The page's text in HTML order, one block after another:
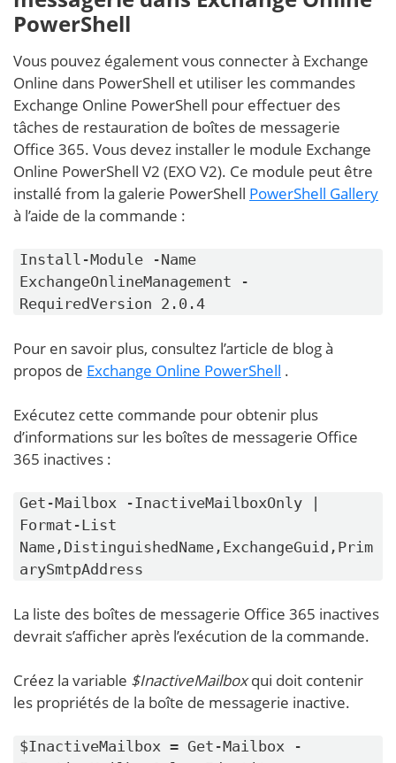
PowerShell
Vous pouvez également vous connecter à Exchange
Online dans PowerShell et utiliser les commandes
Exchange Online PowerShell pour effectuer des
tâches de restauration de boîtes de messagerie
Office 365. Vous devez installer le module Exchange
Online PowerShell V2 (EXO V2). Ce module peut être
installé from la galerie PowerShell PowerShell Gallery
à l’aide de la commande :
Install-Module -Name
ExchangeOnlineManagement -
RequiredVersion 2.0.4
Pour en savoir plus, consultez l’article de blog à
propos de Exchange Online PowerShell .
Exécutez cette commande pour obtenir plus
d’informations sur les boîtes de messagerie Office
365 inactives :
Get-Mailbox -InactiveMailboxOnly |
Format-List
Name,DistinguishedName,ExchangeGuid,Prim
arySmtpAddress
La liste des boîtes de messagerie Office 365 inactives
devrait s’afficher après l’exécution de la commande.
Créez la variable $InactiveMailboxqui doit contenir
les propriétés de la boîte de messagerie inactive.
$InactiveMailbox = Get-Mailbox -